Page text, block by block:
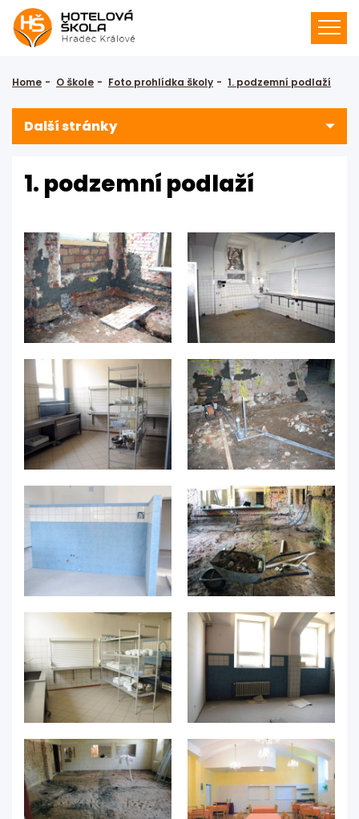
Home O škole Foto prohlídka školy 1. podzemní podlaží
Další stránky
1. podzemní podlaží